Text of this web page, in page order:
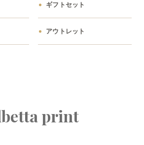
ギフトセット
アウトレット
print